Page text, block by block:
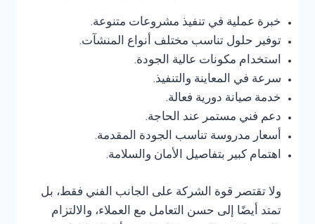
خبرة عملية في تنفيذ مشروعات متنوعة.
توفير حلول تناسب مختلف أنواع المنشآت.
استخدام مكونات عالية الجودة.
سرعة في المعاينة والتنفيذ.
خدمة صيانة دورية فعالة.
دعم فني مستمر عند الحاجة.
أسعار مدروسة تناسب الجودة المقدمة.
اهتمام كبير بتفاصيل الأمان والسلامة.
ولا تقتصر قوة الشركة على الجانب الفني فقط، بل
تمتد أيضًا إلى حسن التعامل مع العملاء، والالتزام